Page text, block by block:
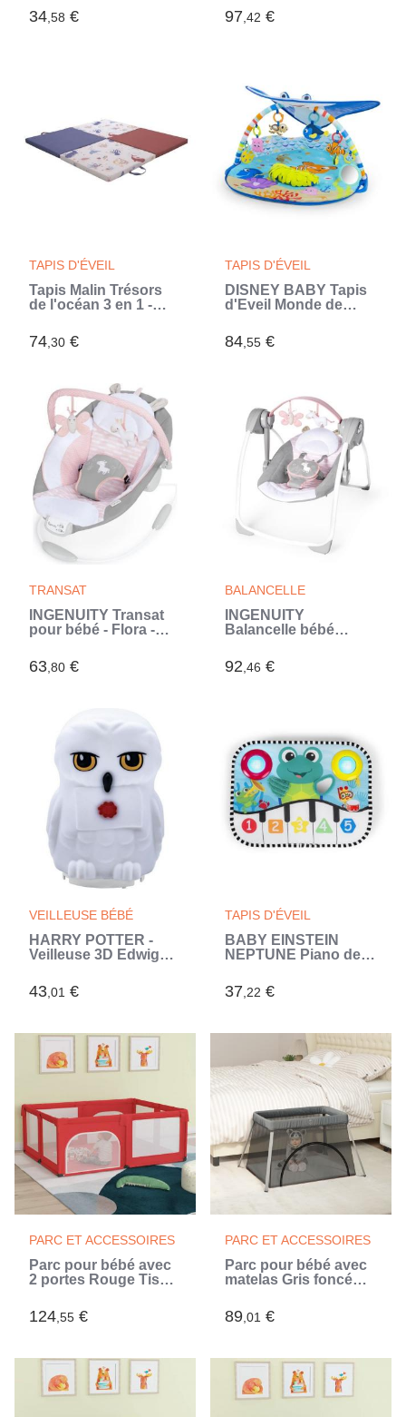
34,58 €
L'OCEAN 5en1 - Tapis
évolutif multifonction
97,42 €
TAPIS D'ÉVEIL
Tapis Malin Trésors
de l'océan 3 en 1 -
Déhoussable -
120x120x5 cm
74,30 €
TAPIS D'ÉVEIL
DISNEY BABY Tapis
d'Eveil Monde de
Lumieres, Jouets
interactifs, Coussin
84,55 €
TRANSAT
INGENUITY Transat
pour bébé - Flora -
d'éveil amovible, 8
Mélodies, Vibrations
63,80 €
BALANCELLE
INGENUITY
Balancelle bébé
(Rose)
92,46 €
VEILLEUSE BÉBÉ
HARRY POTTER -
Veilleuse 3D Edwige -
couleurs - LEXIBOOK
(Blanc)
43,01 €
TAPIS D'ÉVEIL
BABY EINSTEIN
NEPTUNE Piano de lit
bébé, découverte
chiffres, cadeau bébé,
37,22 €
PARC ET ACCESSOIRES
Parc pour bébé avec
2 portes Rouge Tissu
124,55 €
PARC ET ACCESSOIRES
Parc pour bébé avec
matelas Gris foncé
89,01 €